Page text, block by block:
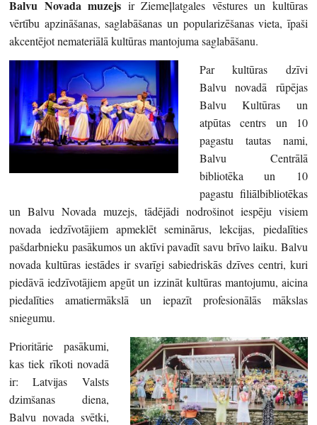
Balvu Novada muzejs ir Ziemeļlatgales vēstures un kultūras
vērtību apzināšanas, saglabāšanas un popularizēšanas vieta, īpaši
akcentējot nemateriālā kultūras mantojuma saglabāšanu.
Par kultūras dzīvi
Balvu novadā rūpējas
Balvu Kultūras un
atpūtas centrs un 10
pagastu tautas nami,
Balvu Centrālā
bibliotēka un 10
pagastu filiālbibliotēkas
un Balvu Novada muzejs, tādējādi nodrošinot iespēju visiem
novada iedzīvotājiem apmeklēt seminārus, lekcijas, piedalīties
pašdarbnieku pasākumos un aktīvi pavadīt savu brīvo laiku. Balvu
novada kultūras iestādes ir svarīgi sabiedriskās dzīves centri, kuri
piedāvā iedzīvotājiem apgūt un izzināt kultūras mantojumu, aicina
piedalīties amatiermākslā un iepazīt profesionālās mākslas
sniegumu.
Prioritārie pasākumi,
kas tiek rīkoti novadā
ir: Latvijas Valsts
dzimšanas diena,
Balvu novada svētki,